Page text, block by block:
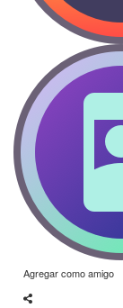
Agregar como amigo